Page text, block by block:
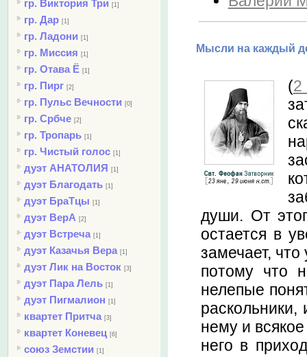
гр. Виктория Три [1]
гр. Дар [1]
гр. Ладони [1]
гр. Миссия [1]
гр. Отава Ё [1]
гр. Пирг [2]
гр. Пульс Вечности [0]
гр. Србче [2]
гр. Тропарь [1]
гр. Чистый голос [1]
дуэт АНАТОЛИЯ [1]
дуэт Благодать [1]
дуэт БраТцы [1]
дуэт ВерА [2]
дуэт Встреча [1]
дуэт Казачья Вера [1]
дуэт Лик на Восток [3]
дуэт Пара Лель [1]
дуэт Пигмалион [1]
квартет Притча [3]
квартет Коневец [6]
союз Земстии [1]
Мысли на каждый
(2
души. От
остается в
замечает, что
потому что
нелепые
нему и
него в